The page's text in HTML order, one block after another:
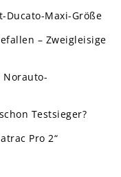
Ducato-Maxi-Größe
– Zweigleisige
Norauto-
Testsieger?
Pro 2“